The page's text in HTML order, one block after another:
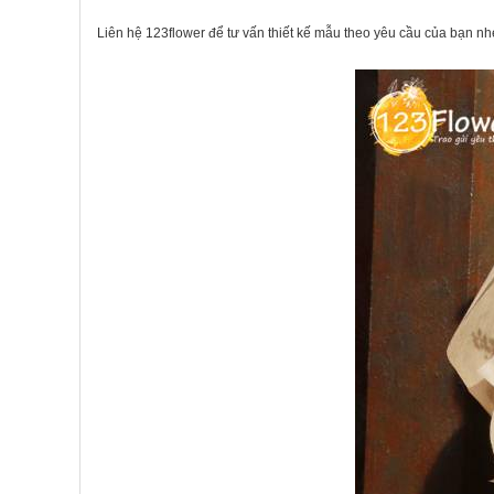
Liên hệ 123flower để tư vấn thiết kế mẫu theo yêu cầu của bạn